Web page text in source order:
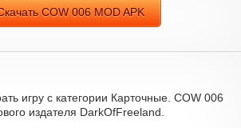
COW 006 MOD APK
игру с категории Карточные. COW 006
издателя DarkOfFreeland.